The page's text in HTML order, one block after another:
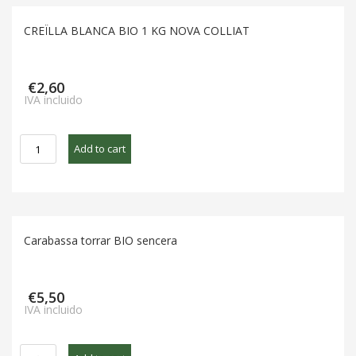
CREÏLLA BLANCA BIO 1 KG NOVA COLLIAT
€2,60
IVA incluido
BLANCA
COLLIAT
Add to cart
Carabassa torrar BIO sencera
€5,50
IVA incluido